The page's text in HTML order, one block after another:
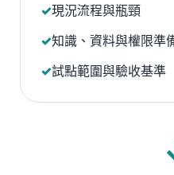
現況流程與瓶頸
知識、資料與權限準
試點範圍與驗收基準